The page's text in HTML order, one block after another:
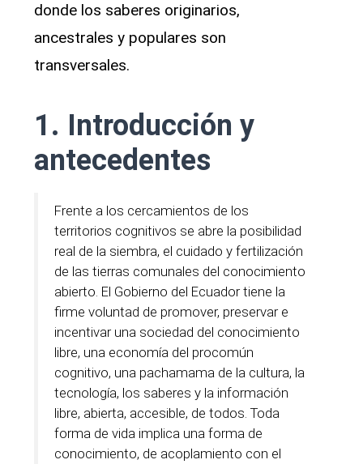
donde los saberes originarios,
ancestrales y populares son
transversales.
1. Introducción y
antecedentes
Frente a los cercamientos de los
territorios cognitivos se abre la posibilidad
real de la siembra, el cuidado y fertilización
de las tierras comunales del conocimiento
abierto. El Gobierno del Ecuador tiene la
firme voluntad de promover, preservar e
incentivar una sociedad del conocimiento
libre, una economía del procomún
cognitivo, una pachamama de la cultura, la
tecnología, los saberes y la información
libre, abierta, accesible, de todos. Toda
forma de vida implica una forma de
conocimiento, de acoplamiento con el